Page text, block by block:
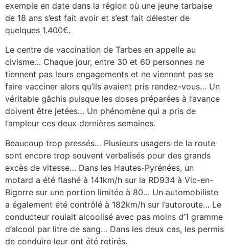
exemple en date dans la région où une jeune tarbaise
de 18 ans s’est fait avoir et s’est fait délester de
quelques 1.400€.
Le centre de vaccination de Tarbes en appelle au
civisme… Chaque jour, entre 30 et 60 personnes ne
tiennent pas leurs engagements et ne viennent pas se
faire vacciner alors qu’ils avaient pris rendez-vous… Un
véritable gâchis puisque les doses préparées à l’avance
doivent être jetées… Un phénomène qui a pris de
l’ampleur ces deux dernières semaines.
Beaucoup trop pressés… Plusieurs usagers de la route
sont encore trop souvent verbalisés pour des grands
excès de vitesse… Dans les Hautes-Pyrénées, un
motard a été flashé à 141km/h sur la RD934 à Vic-en-
Bigorre sur une portion limitée à 80… Un automobiliste
a également été contrôlé à 182km/h sur l’autoroute… Le
conducteur roulait alcoolisé avec pas moins d’1 gramme
d’alcool par litre de sang… Dans les deux cas, les permis
de conduire leur ont été retirés.